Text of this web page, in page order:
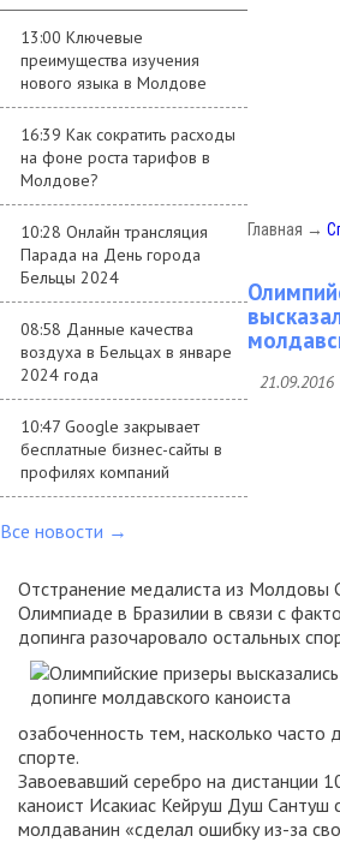
13:00 Ключевые
преимущества изучения
нового языка в Молдове
16:39 Как сократить расходы
на фоне роста тарифов в
Молдове?
10:28 Онлайн трансляция
Парада на День города
Бельцы 2024
08:58 Данные качества
воздуха в Бельцах в январе
2024 года
10:47 Google закрывает
бесплатные бизнес-сайты в
профилях компаний
Все новости →
Главная →
21.09.2016
Отстранение медалиста из Молдовы
Олимпиаде в Бразилии в связи с
допинга разочаровало остальных
озабоченность тем, насколько часто
спорте.
Завоевавший серебро на дистанции
каноист Исакиас Кейруш Душ Сантуш
молдаванин «сделал ошибку из-за